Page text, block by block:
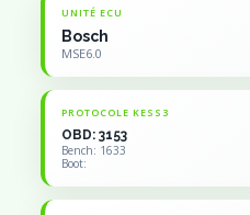
UNITÉ ECU
Bosch
MSE6.0
PROTOCOLE KESS3
OBD: 3153
Bench: 1633
Boot: